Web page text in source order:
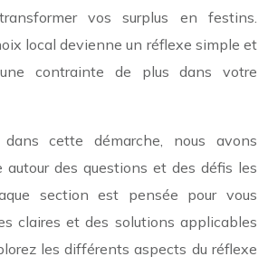
vos surplus en festins.
local devienne un réflexe simple et
contrainte de plus dans votre
cette démarche, nous avons
autour des questions et des défis les
section est pensée pour vous
claires et des solutions applicables
les différents aspects du réflexe